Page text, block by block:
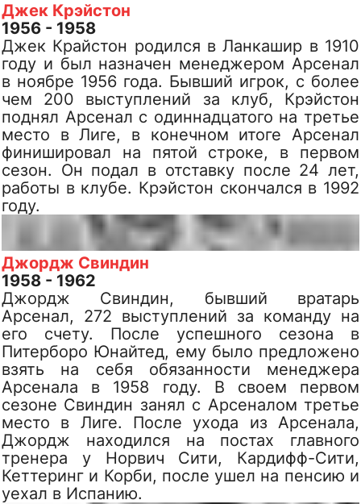
Джек Крэйстон
1956 - 1958
Джек Крайстон родился в Ланкашир в 1910
году и был назначен менеджером Арсенал
в ноябре 1956 года. Бывший игрок, с более
чем 200 выступлений за клуб, Крэйстон
поднял Арсенал с одиннадцатого на третье
место в Лиге, в конечном итоге Арсенал
финишировал на пятой строке, в первом
сезон. Он подал в отставку после 24 лет,
работы в клубе. Крэйстон скончался в 1992
году.
Джордж Свиндин
1958 - 1962
Джордж Свиндин, бывший вратарь
Арсенал, 272 выступлений за команду на
его счету. После успешного сезона в
Питерборо Юнайтед, ему было предложено
взять на себя обязанности менеджера
Арсенала в 1958 году. В своем первом
сезоне Свиндин занял с Арсеналом третье
место в Лиге. После ухода из Арсенала,
Джордж находился на постах главного
тренера у Норвич Сити, Кардифф-Сити,
Кеттеринг и Корби, после ушел на пенсию и
уехал в Испанию.